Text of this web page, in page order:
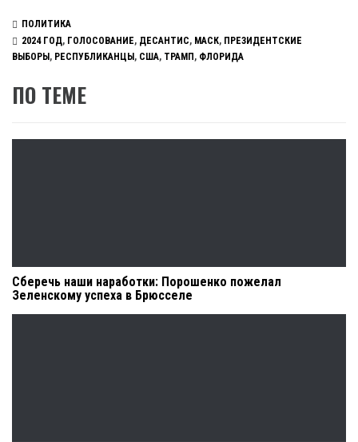
ПОЛИТИКА
2024 ГОД, ГОЛОСОВАНИЕ, ДЕСАНТИС, МАСК, ПРЕЗИДЕНТСКИЕ
ВЫБОРЫ, РЕСПУБЛИКАНЦЫ, США, ТРАМП, ФЛОРИДА
ПО ТЕМЕ
Сберечь наши наработки: Порошенко пожелал
Зеленскому успеха в Брюсселе